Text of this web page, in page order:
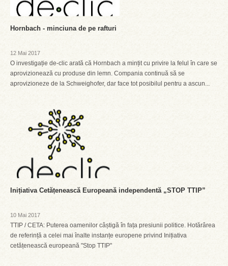
Hornbach - minciuna de pe rafturi
12 Mai 2017
O investigație de-clic arată că Hornbach a mințit cu privire la felul în care se
aprovizionează cu produse din lemn. Compania continuă să se
aprovizioneze de la Schweighofer, dar face tot posibilul pentru a ascun...
Inițiativa Cetățenească Europeană independentă „STOP TTIP”
10 Mai 2017
TTIP / CETA: Puterea oamenilor câștigă în fața presiunii politice. Hotărârea
de referință a celei mai înalte instanțe europene privind Inițiativa
cetățenească europeană "Stop TTIP"